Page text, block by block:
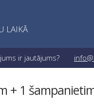
LAIKĀ
ir jautājums?
+ 1